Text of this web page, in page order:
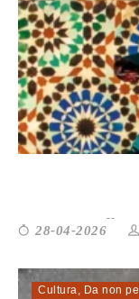
Nadia Melliti:
28-04-2026
Cultura, Da non